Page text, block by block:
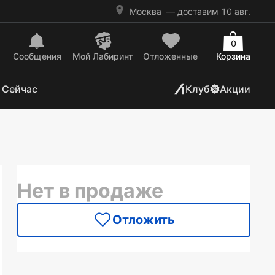
Москва — доставим 10 авг.
Сообщения Mой Лабиринт Отложенные Корзина
0
Клуб Акции
Нет в продаже
Отложить